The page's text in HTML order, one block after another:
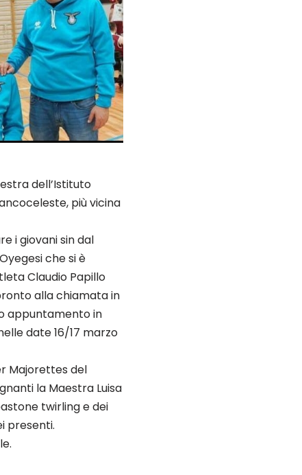
dell’Istituto
più vicina
i giovani sin dal
che si è
Claudio Papillo
alla chiamata in
appuntamento in
date 16/17 marzo
Majorettes del
la Maestra Luisa
twirling e dei
presenti.